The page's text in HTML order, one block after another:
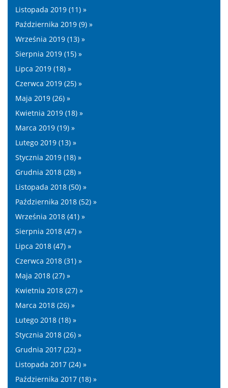
Listopada 2019 (11) »
Października 2019 (9) »
Września 2019 (13) »
Sierpnia 2019 (15) »
Lipca 2019 (18) »
Czerwca 2019 (25) »
Maja 2019 (26) »
Kwietnia 2019 (18) »
Marca 2019 (19) »
Lutego 2019 (13) »
Stycznia 2019 (18) »
Grudnia 2018 (28) »
Listopada 2018 (50) »
Października 2018 (52) »
Września 2018 (41) »
Sierpnia 2018 (47) »
Lipca 2018 (47) »
Czerwca 2018 (31) »
Maja 2018 (27) »
Kwietnia 2018 (27) »
Marca 2018 (26) »
Lutego 2018 (18) »
Stycznia 2018 (26) »
Grudnia 2017 (22) »
Listopada 2017 (24) »
Października 2017 (18) »